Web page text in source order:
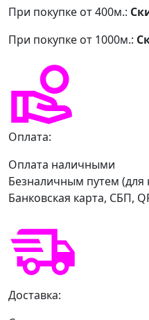
При покупке от 400м.:
При покупке от 1000м.:
Оплата:
Оплата наличными
Безналичным путем (для
Банковская карта, СБП,
Доставка: